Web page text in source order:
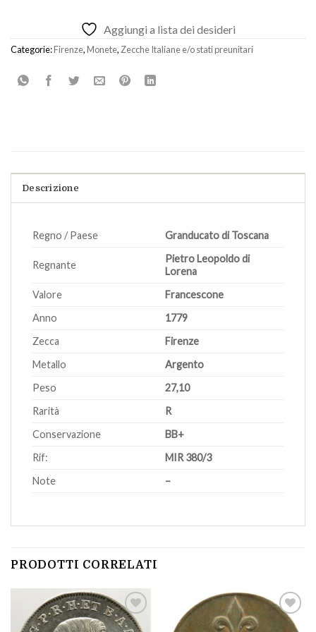
Aggiungi a lista dei desideri
Categorie:Firenze,Monete, Zecche Italiane e/o stati preunitari
Descrizione
Regno / Paese Granducato di Toscana
Regnante
Pietro Leopoldo di
Lorena
Valore
Francescone
Anno
1779
Zecca
Firenze
Metallo
Argento
Peso
27,10
Rarità
R
Conservazione
BB+
Rif:
MIR 380/3
Note
–
PRODOTTI CORRELATI